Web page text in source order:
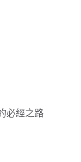
必經之路